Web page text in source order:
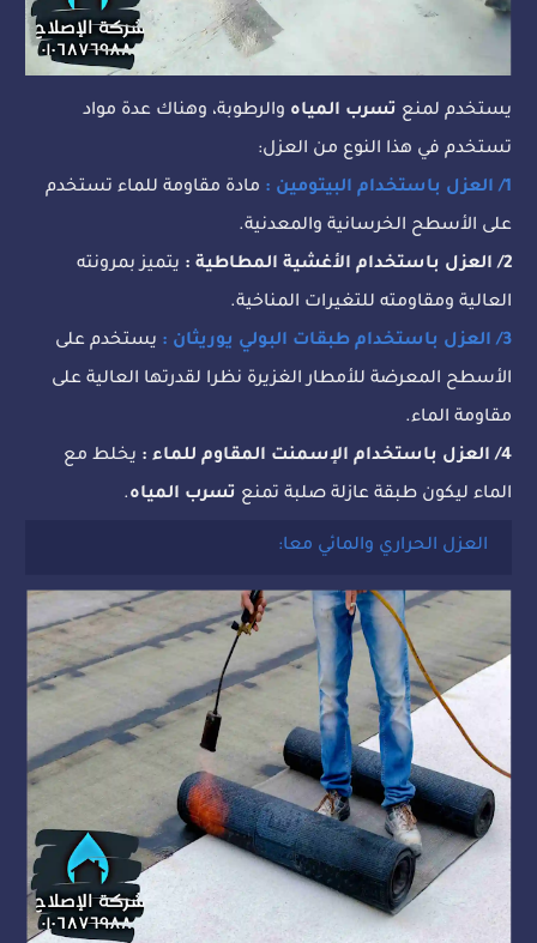
يستخدم لمنع تسرب المياه والرطوبة، وهناك عدة مواد
تستخدم في هذا النوع من العزل:
1/ العزل باستخدام البيتومين :
مادة مقاومة للماء تستخدم
على الأسطح الخرسانية والمعدنية.
2/ العزل باستخدام الأغشية المطاطية :
يتميز بمرونته
العالية ومقاومته للتغيرات المناخية.
3/ العزل باستخدام طبقات البولي يوريثان :
يستخدم على
الأسطح المعرضة للأمطار الغزيرة نظرا لقدرتها العالية على
مقاومة الماء.
4/ العزل باستخدام الإسمنت المقاوم للماء :
يخلط مع
الماء ليكون طبقة عازلة صلبة تمنع تسرب المياه.
العزل الحراري والمائي معا: